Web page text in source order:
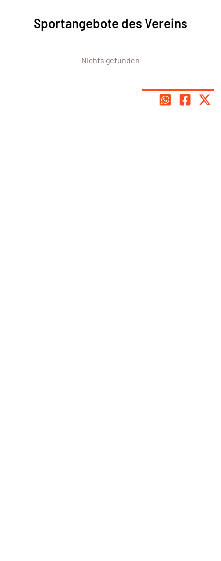
Sportangebote des Vereins
Nichts gefunden